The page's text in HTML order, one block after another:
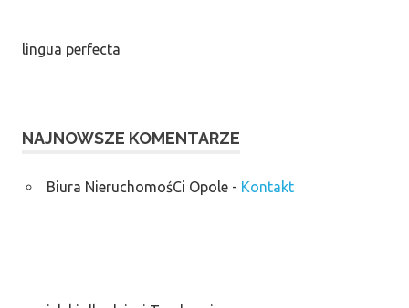
lingua perfecta
NAJNOWSZE KOMENTARZE
Biura NieruchomośCi Opole- Kontakt